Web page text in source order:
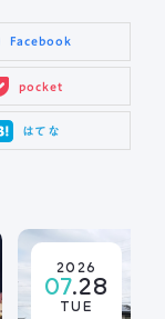
Facebook
pocket
はてな
2026
07.28
TUE